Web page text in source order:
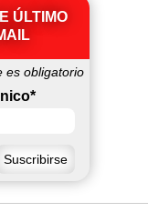
ÚLTIMO
es obligatorio
*